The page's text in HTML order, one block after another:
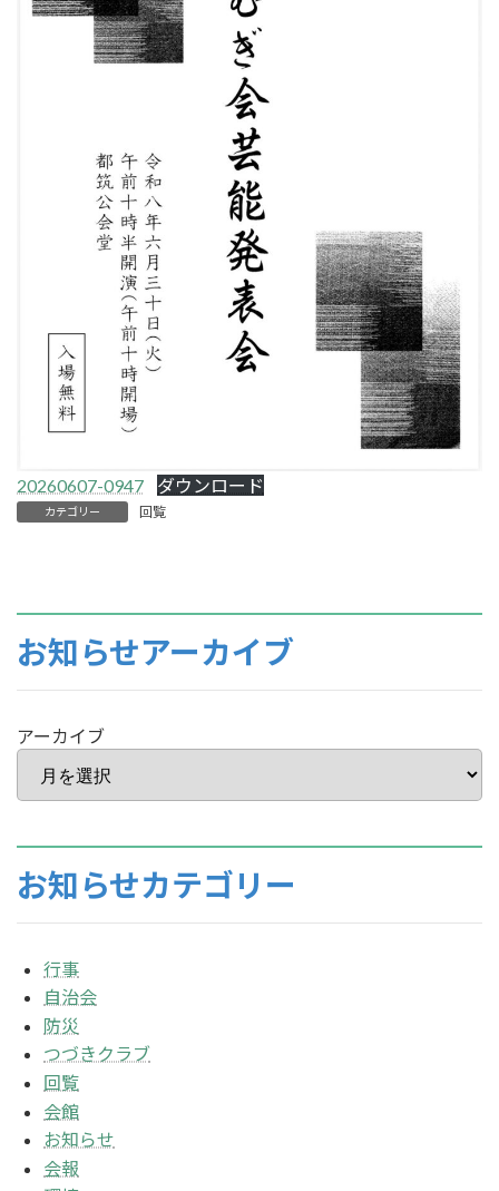
20260607-0947 ダウンロード
カテゴリー 回覧
お知らせアーカイブ
アーカイブ
お知らせカテゴリー
行事
自治会
防災
つづきクラブ
回覧
会館
お知らせ
会報